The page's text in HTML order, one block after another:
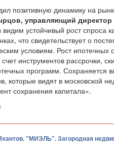
позитивную динамику на
управляющий директор
устойчивый рост спроса
что свидетельствует о
условиям. Рост ипотечных
инструментов рассрочки,
программ. Сохраняется
которые видят в московской
сохранения капитала».
"МИЭЛЬ". Загородная